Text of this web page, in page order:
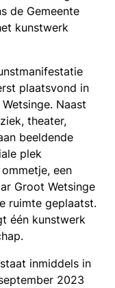
de Gemeente
kunstwerk
plaatsvond in
Naast
theater,
beeldende
plek
een
Groot Wetsinge
ruimte geplaatst.
één kunstwerk
inmiddels in
2023